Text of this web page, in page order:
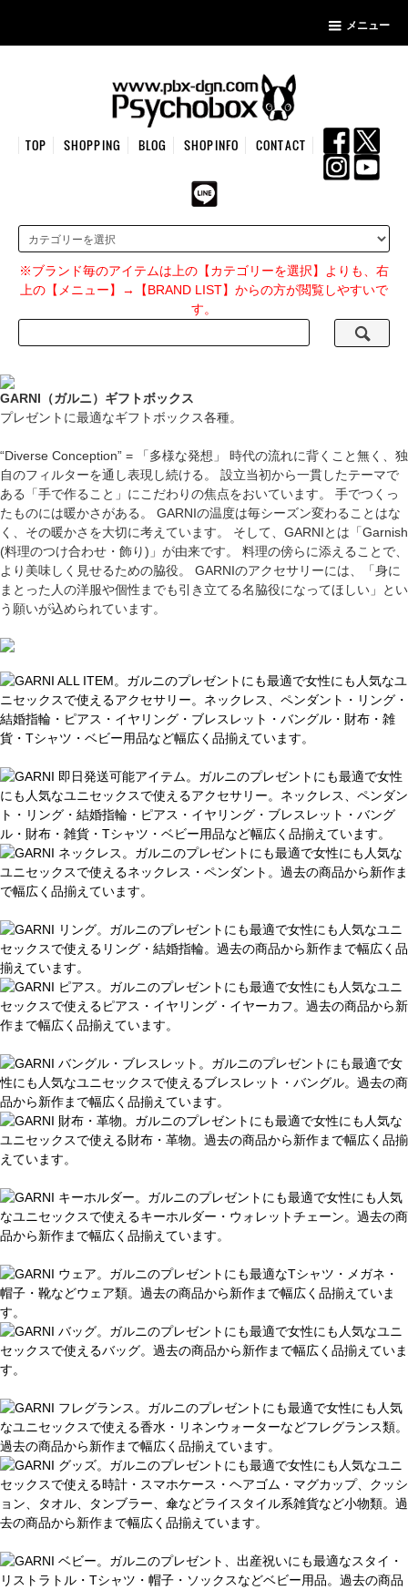
メニュー
TOP SHOPPING BLOG SHOPINFO CONTACT
※ブランド毎のアイテムは上の【カテゴリーを選択】よりも、右
上の【メニュー】→【BRAND LIST】からの方が閲覧しやすいで
す。
GARNI（ガルニ）ギフトボックス
プレゼントに最適なギフトボックス各種。
“Diverse Conception” = 「多様な発想」 時代の流れに背くこと無く、独
自のフィルターを通し表現し続ける。 設立当初から一貫したテーマで
ある「手で作ること」にこだわりの焦点をおいています。 手でつくっ
たものには暖かさがある。 GARNIの温度は毎シーズン変わることはな
く、その暖かさを大切に考えています。 そして、GARNIとは「Garnish
(料理のつけ合わせ・飾り)」が由来です。 料理の傍らに添えることで、
より美味しく見せるための脇役。 GARNIのアクセサリーには、「身に
まとった人の洋服や個性までも引き立てる名脇役になってほしい」とい
う願いが込められています。